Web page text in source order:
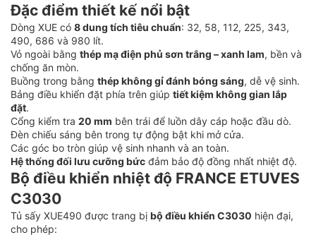
Đặc điểm thiết kế nổi bật
Dòng XUE có 8 dung tích tiêu chuẩn: 32, 58, 112, 225, 343,
490, 686 và 980 lít.
Vỏ ngoài bằng thép mạ điện phủ sơn trắng – xanh lam, bền và
chống ăn mòn.
Buồng trong bằng thép không gỉ đánh bóng sáng, dễ vệ sinh.
Bảng điều khiển đặt phía trên giúp tiết kiệm không gian lắp
đặt.
Cổng kiểm tra 20 mm bên trái để luồn dây cáp hoặc đầu dò.
Đèn chiếu sáng bên trong tự động bật khi mở cửa.
Các góc bo tròn giúp vệ sinh nhanh và an toàn.
Hệ thống đối lưu cưỡng bức đảm bảo độ đồng nhất nhiệt độ.
Bộ điều khiển nhiệt độ FRANCE ETUVES
C3030
Tủ sấy XUE490 được trang bị bộ điều khiển C3030 hiện đại,
cho phép: